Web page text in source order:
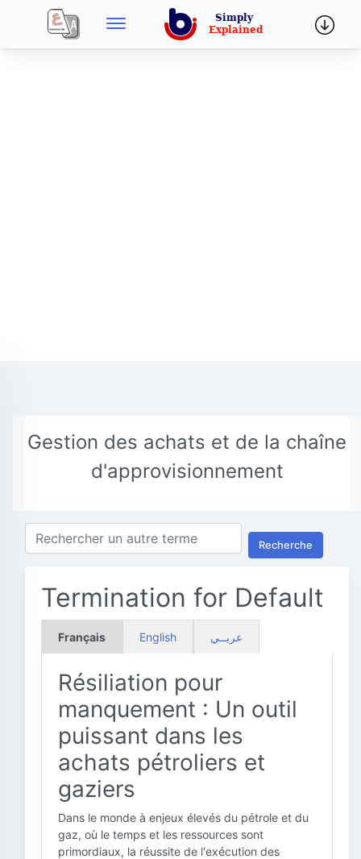
Gestion des achats et de la chaîne
d'approvisionnement
Recherche
Termination for Default
Français English عربــي
Résiliation pour
manquement : Un outil
puissant dans les
achats pétroliers et
gaziers
Dans le monde à enjeux élevés du pétrole et du
gaz, où le temps et les ressources sont
primordiaux, la réussite de l'exécution des